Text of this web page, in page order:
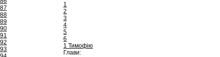
87
88
89
90
91
92
93
1
2
3
4
5
6
1 Тимофію
Глави: